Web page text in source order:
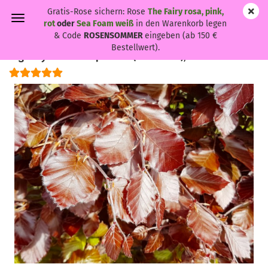
Gratis-Rose sichern: Rose The Fairy rosa, pink,
rotoderSea Foam weißin den Warenkorb legen
& Code ROSENSOMMEReingeben (ab 150 €
Bestellwert).